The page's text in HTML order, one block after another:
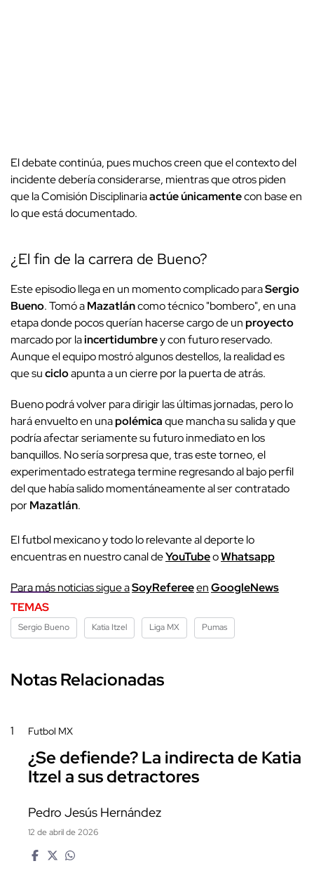
El debate continúa, pues muchos creen que el contexto del
incidente debería considerarse, mientras que otros piden
que la Comisión Disciplinariaactúe únicamentecon base en
lo que está documentado.
¿El fin de la carrera de Bueno?
Este episodio llega en un momento complicado paraSergio
Bueno. Tomó aMazatláncomo técnico "bombero", en una
etapa donde pocos querían hacerse cargo de unproyecto
marcado por laincertidumbrey con futuro reservado.
Aunque el equipo mostró algunos destellos, la realidad es
que sucicloapunta a un cierre por la puerta de atrás.
Bueno podrá volver para dirigir las últimas jornadas, pero lo
hará envuelto en unapolémicaque mancha su salida y que
podría afectar seriamente su futuro inmediato en los
banquillos. No sería sorpresa que, tras este torneo, el
experimentado estratega termine regresando al bajo perfil
del que había salido momentáneamente al ser contratado
porMazatlán.
El futbol mexicano y todo lo relevante al deporte lo
encuentras en nuestro canal deYouTubeoWhatsapp
Para más noticias sigue aSoyRefereeenGoogleNews
TEMAS
Sergio Bueno Katia Itzel Liga MX Pumas
Notas Relacionadas
1 Futbol MX
¿Se defiende? La indirecta de Katia
Itzel a sus detractores
Pedro Jesús Hernández
12 de abril de 2026